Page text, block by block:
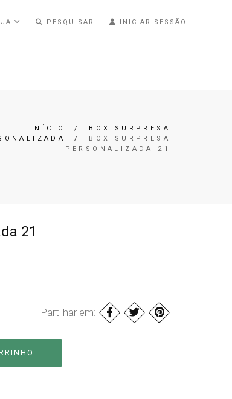
PESQUISAR INICIAR SESSÃO
INÍCIO / BOX SURPRESA
/ BOX SURPRESA
PERSONALIZADA 21
21
Partilhar em: